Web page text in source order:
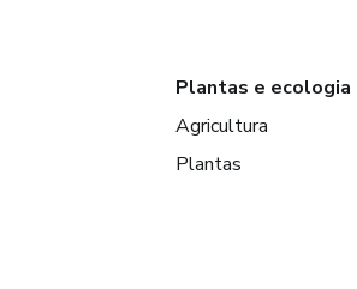
Plantas e ecologia
Agricultura
Plantas